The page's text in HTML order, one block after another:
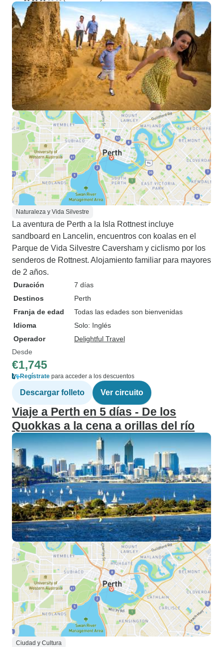
Naturaleza y Vida Silvestre
La aventura de Perth a la Isla Rottnest incluye
sandboard en Lancelin, encuentros con koalas en el
Parque de Vida Silvestre Caversham y ciclismo por los
senderos de Rottnest. Alojamiento familiar para mayores
de 2 años.
Duración
7 días
Destinos
Perth
Franja de edad
Todas las edades son bienvenidas
Idioma
Solo: Inglés
Operador
Delightful Travel
Desde
€1,745
Regístrate para acceder a los descuentos
Descargar folleto Ver circuito
Viaje a Perth en 5 días - De los
Quokkas a la cena a orillas del río
Ciudad y Cultura